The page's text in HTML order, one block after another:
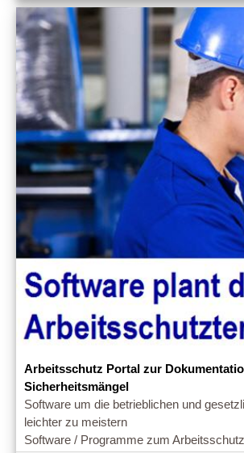
Arbeitsschutz Portal zur
Sicherheitsmängel
Software um die betrieblichen und
leichter zu meistern
Software / Programme zum